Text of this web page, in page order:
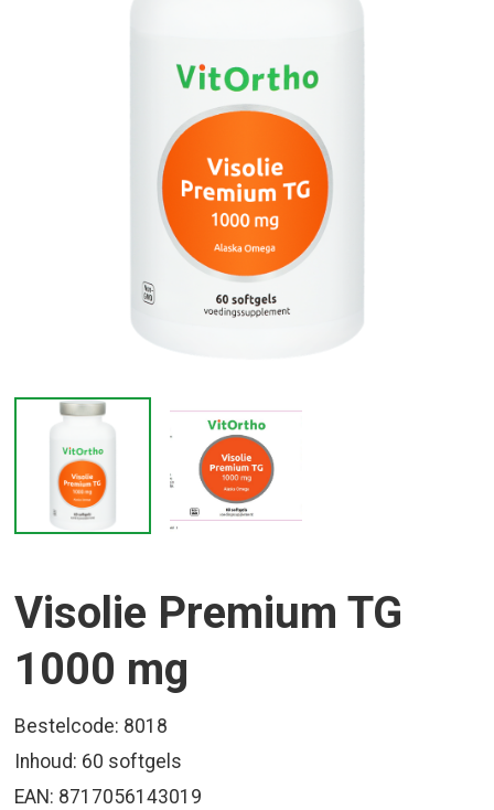
Visolie Premium TG
1000 mg
Bestelcode: 8018
Inhoud: 60 softgels
EAN: 8717056143019